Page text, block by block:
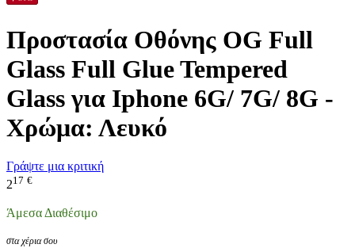
Προστασία Οθόνης OG Full
Glass Full Glue Tempered
Glass για Iphone 6G/ 7G/ 8G -
Χρώμα: Λευκό
Γράψτε μια κριτική
217 €
Άμεσα Διαθέσιμο
στα χέρια σου